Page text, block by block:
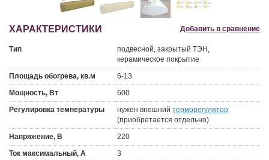
ХАРАКТЕРИСТИКИ Добавить в сравнение
Тип
подвесной, закрытый ТЭН,
керамическое покрытие
Площадь обогрева, кв.м
6-13
Мощность, Вт
600
Регулировка температуры
нужен внешний терморегулятор
(приобретается отдельно)
Напряжение, В
220
Ток максимальный, А
3